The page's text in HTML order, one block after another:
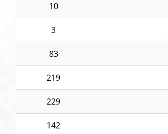
10
3
83
219
229
142